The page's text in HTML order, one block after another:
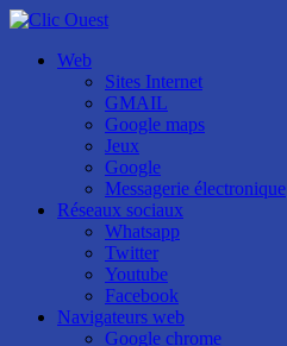
Web
Sites Internet
GMAIL
Google maps
Jeux
Google
Messagerie électronique
Réseaux sociaux
Whatsapp
Twitter
Youtube
Facebook
Navigateurs web
Google chrome